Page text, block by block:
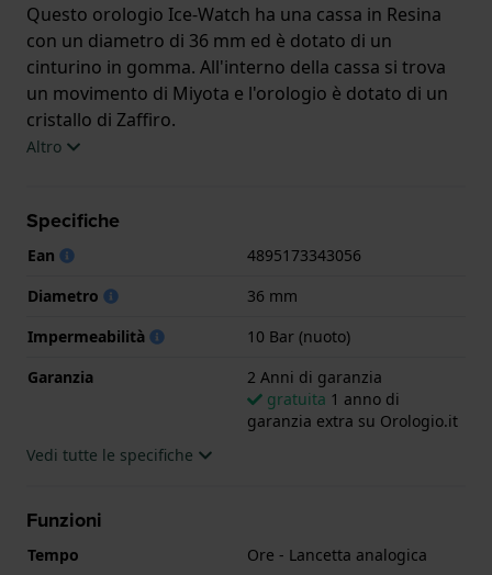
Questo orologio Ice-Watch ha una cassa in Resina
con un diametro di 36 mm ed è dotato di un
cinturino in gomma. All'interno della cassa si trova
un movimento di Miyota e l'orologio è dotato di un
cristallo di Zaffiro.
con 2 Anni di garanzia.
Altro
Specifiche
Ean
4895173343056
Diametro
36 mm
Impermeabilità
10 Bar (nuoto)
Garanzia
2 Anni di garanzia
gratuita 1 anno di
garanzia extra su Orologio.it
Vedi tutte le specifiche
Funzioni
Tempo
Ore - Lancetta analogica